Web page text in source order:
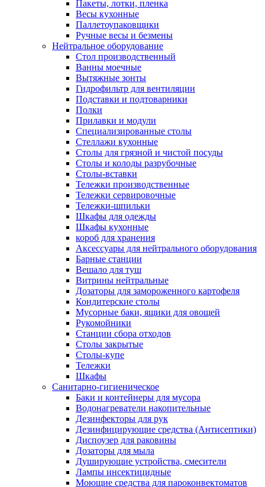
Пакеты, лотки, пленка
Весы кухонные
Паллетоупаковщики
Ручные весы и безмены
Нейтральное оборудование
Cтол производственный
Ванны моечные
Вытяжные зонты
Гидрофильтр для вентиляции
Подставки и подтоварники
Полки
Прилавки и модули
Специализированные столы
Стеллажи кухонные
Столы для грязной и чистой посуды
Столы и колоды разрубочные
Столы-вставки
Тележки производственные
Тележки сервировочные
Тележки-шпильки
Шкафы для одежды
Шкафы кухонные
короб для хранения
Аксессуары для нейтрального оборудования
Барные станции
Вешало для туш
Витрины нейтральные
Дозаторы для замороженного картофеля
Кондитерские столы
Мусорные баки, ящики для овощей
Рукомойники
Станции сбора отходов
Столы закрытые
Столы-купе
Тележки
Шкафы
Санитарно-гигиеническое
Баки и контейнеры для мусора
Водонагреватели накопительные
Дезинфекторы для рук
Дезинфицирующие средства (Антисептики)
Диспоузер для раковины
Дозаторы для мыла
Душирующие устройства, смесители
Лампы инсектицидные
Моющие средства для пароконвектоматов